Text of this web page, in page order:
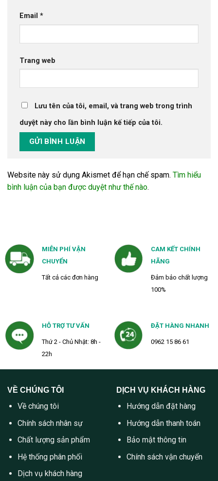
Email *
Trang web
Lưu tên của tôi, email, và trang web trong trình
duyệt này cho lần bình luận kế tiếp của tôi.
Website này sử dụng Akismet để hạn chế spam. Tìm hiểu
bình luận của bạn được duyệt như thế nào.
MIỄN PHÍ VẬN
CHUYỂN
Tất cả các đơn hàng
CAM KẾT CHÍNH
HÃNG
Đảm bảo chất lượng
100%
HỖ TRỢ TƯ VẤN
Thứ 2 - Chủ Nhật: 8h -
22h
ĐẶT HÀNG NHANH
0962 15 86 61
VỀ CHÚNG TÔI
Về chúng tôi
Chính sách nhân sự
Chất lượng sản phẩm
Hệ thống phân phối
Dịch vụ khách hàng
DỊCH VỤ KHÁCH HÀNG
Hướng dẫn đặt hàng
Hướng dẫn thanh toán
Bảo mật thông tin
Chính sách vận chuyển